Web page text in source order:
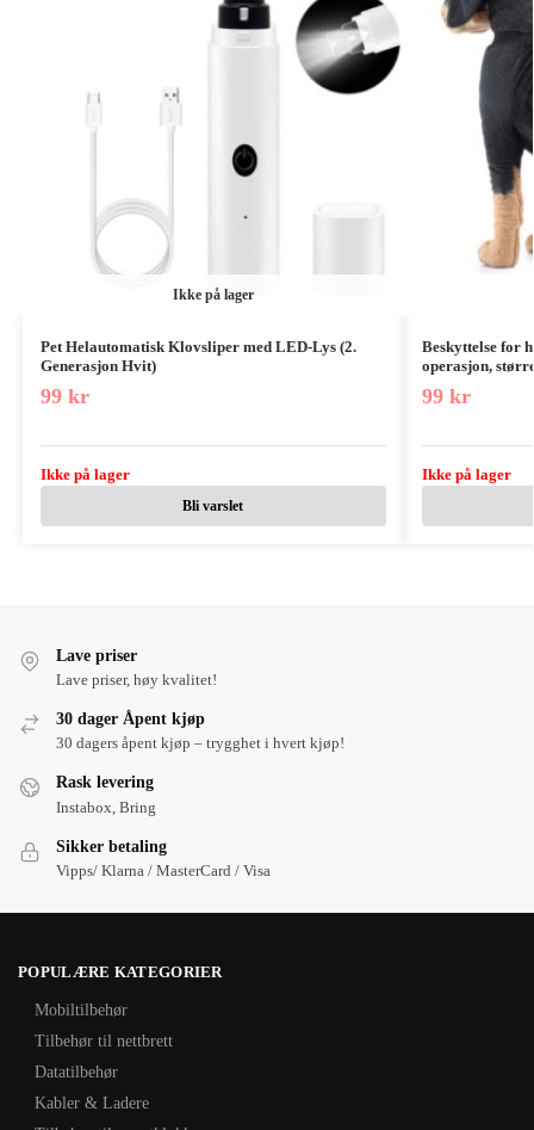
Ikke på lager
Pet Helautomatisk Klovsliper med LED-Lys (2.
Generasjon Hvit)
99 kr
Ikke på lager
Bli varslet
Beskyttelse for
operasjon,
99 kr
Ikke på lager
Lave priser
Lave priser, høy kvalitet!
30 dager Åpent kjøp
30 dagers åpent kjøp – trygghet i hvert kjøp!
Rask levering
Instabox, Bring
Sikker betaling
Vipps/ Klarna / MasterCard / Visa
POPULÆRE KATEGORIER
Mobiltilbehør
Tilbehør til nettbrett
Datatilbehør
Kabler & Ladere